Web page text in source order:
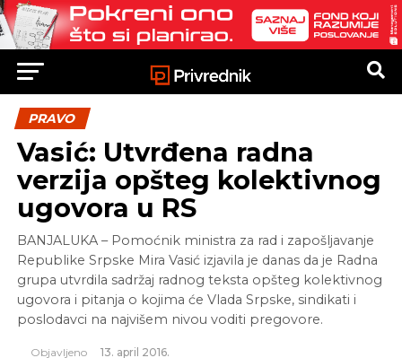
PRAVO
Vasić: Utvrđena radna
verzija opšteg kolektivnog
ugovora u RS
BANJALUKA – Pomoćnik ministra za rad i zapošljavanje
Republike Srpske Mira Vasić izjavila je danas da je Radna
grupa utvrdila sadržaj radnog teksta opšteg kolektivnog
ugovora i pitanja o kojima će Vlada Srpske, sindikati i
poslodavci na najvišem nivou voditi pregovore.
Objavljeno 13. april 2016.